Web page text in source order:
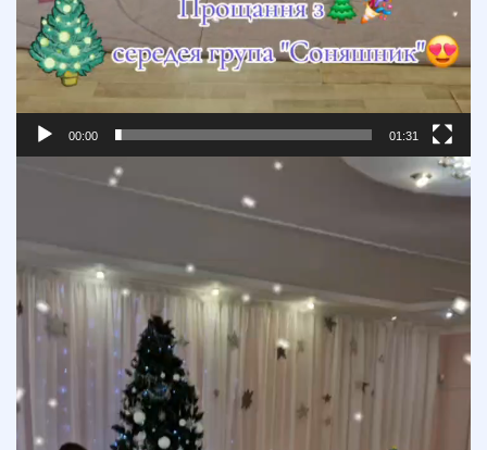
00:00 01:31
Відеопрогравач